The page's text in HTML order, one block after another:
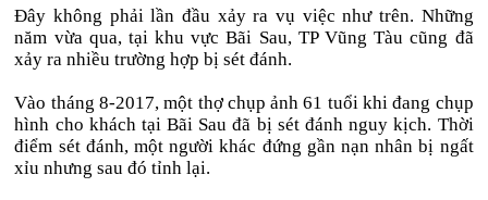
Đây không phải lần đầu xảy ra vụ việc như trên. Những
năm vừa qua, tại khu vực Bãi Sau, TP Vũng Tàu cũng đã
xảy ra nhiều trường hợp bị sét đánh.
Vào tháng 8-2017, một thợ chụp ảnh 61 tuổi khi đang chụp
hình cho khách tại Bãi Sau đã bị sét đánh nguy kịch. Thời
điểm sét đánh, một người khác đứng gần nạn nhân bị ngất
xỉu nhưng sau đó tỉnh lại.